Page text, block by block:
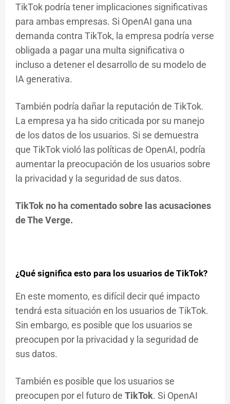
TikTok podría tener implicaciones significativas
para ambas empresas. Si OpenAI gana una
demanda contra TikTok, la empresa podría verse
obligada a pagar una multa significativa o
incluso a detener el desarrollo de su modelo de
IA generativa.
También podría dañar la reputación de TikTok.
La empresa ya ha sido criticada por su manejo
de los datos de los usuarios. Si se demuestra
que TikTok violó las políticas de OpenAI, podría
aumentar la preocupación de los usuarios sobre
la privacidad y la seguridad de sus datos.
TikTok no ha comentado sobre las acusaciones
de The Verge.
¿Qué significa esto para los usuarios de TikTok?
En este momento, es difícil decir qué impacto
tendrá esta situación en los usuarios de TikTok.
Sin embargo, es posible que los usuarios se
preocupen por la privacidad y la seguridad de
sus datos.
También es posible que los usuarios se
preocupen por el futuro de TikTok. Si OpenAI